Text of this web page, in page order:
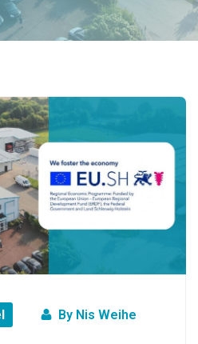
By Nis Weihe